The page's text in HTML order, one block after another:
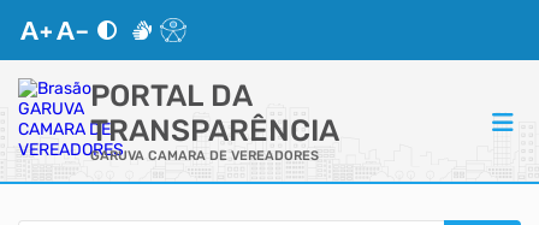
PORTAL DA
TRANSPARÊNCIA
GARUVA CAMARA DE VEREADORES